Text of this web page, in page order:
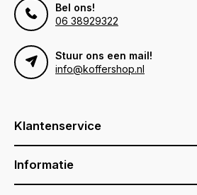
Bel ons!
06 38929322
Stuur ons een mail!
info@koffershop.nl
Klantenservice
Informatie